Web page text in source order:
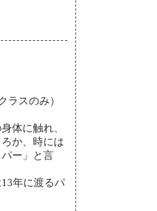
スのみ）
体に触れ、
か、時には
ー」と言
年に渡るパ